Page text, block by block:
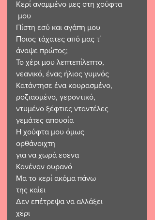
Κερί αναμμένο μες στη χούφτα
μου
Πίστη εσύ και αγάπη μου
Ποιος τάχατες από μας τ΄
άναψε πρώτος;
Το χέρι μου λεπτεπίλεπτο,
νεανικό, ένας ήλιος γυμνός
Κατάντησε ένα κουρασμένο,
ροζιασμένο, γεροντικό,
ντυμένο ξέφτιες νταντέλες
γεμάτες απουσία
Η χούφτα μου όμως
ορθάνοιχτη
για να χωρά εσένα
Κανέναν ουρανό
Μα το κερί ακόμα πάνω
της καίει
Δεν επέτρεψα να αλλάξει
χέρι